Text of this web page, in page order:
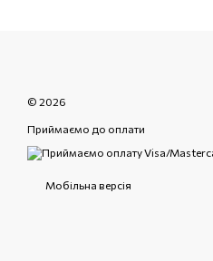
© 2026
Приймаємо до оплати
Мобільна версія